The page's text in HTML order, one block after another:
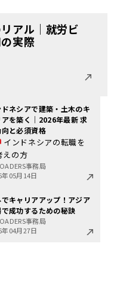
アル｜就労ビ
実際
ドネシアで建築・土木のキ
アを築く｜2026年最新 求
向と必須資格
インドネシアの転職を
えの方
事務局
05月14日
キャリアアップ！アジア
成功するための秘訣
事務局
04月27日